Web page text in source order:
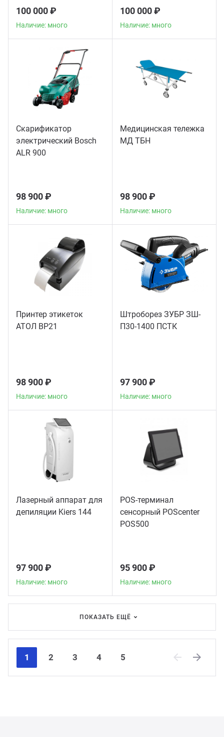
100 000 ₽
Наличие: много
100 000 ₽
Наличие: много
Скарификатор
электрический Bosch
ALR 900
98 900 ₽
Наличие: много
Медицинская тележка
МД ТБН
98 900 ₽
Наличие: много
Принтер этикеток
АТОЛ BP21
98 900 ₽
Наличие: много
Штроборез ЗУБР ЗШ-
П30-1400 ПСТК
97 900 ₽
Наличие: много
Лазерный аппарат для
депиляции Kiers 144
97 900 ₽
Наличие: много
POS-терминал
сенсорный POScenter
POS500
95 900 ₽
Наличие: много
ПОКАЗАТЬ ЕЩЁ
1 2 3 4
5